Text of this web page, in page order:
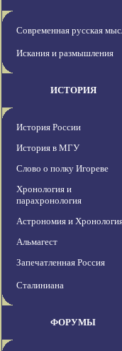
Современная русская
Искания и размышления
ИСТОРИЯ
История России
История в МГУ
Слово о полку Игореве
Хронология и
парахронология
Астрономия и
Альмагест
Запечатленная Россия
Сталиниана
ФОРУМЫ